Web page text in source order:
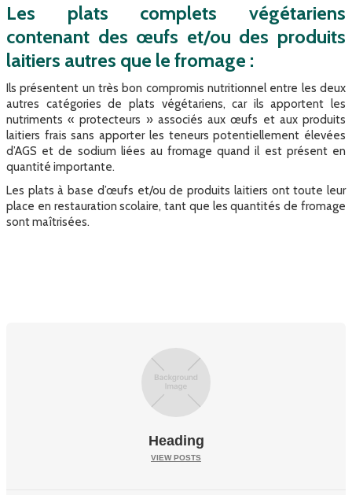
Les plats complets végétariens
contenant des œufs et/ou des produits
laitiers autres que le fromage :
Ils présentent un très bon compromis nutritionnel entre les deux
autres catégories de plats végétariens, car ils apportent les
nutriments « protecteurs » associés aux œufs et aux produits
laitiers frais sans apporter les teneurs potentiellement élevées
d’AGS et de sodium liées au fromage quand il est présent en
quantité importante.
Les plats à base d’œufs et/ou de produits laitiers ont toute leur
place en restauration scolaire, tant que les quantités de fromage
sont maîtrisées.
Heading
VIEW POSTS